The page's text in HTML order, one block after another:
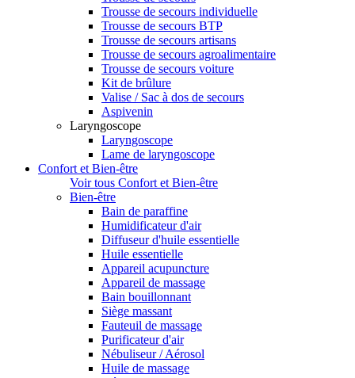
Trousse de secours individuelle
Trousse de secours BTP
Trousse de secours artisans
Trousse de secours agroalimentaire
Trousse de secours voiture
Kit de brûlure
Valise / Sac à dos de secours
Aspivenin
Laryngoscope
Laryngoscope
Lame de laryngoscope
Confort et Bien-être
Voir tous Confort et Bien-être
Bien-être
Bain de paraffine
Humidificateur d'air
Diffuseur d'huile essentielle
Huile essentielle
Appareil acupuncture
Appareil de massage
Bain bouillonnant
Siège massant
Fauteuil de massage
Purificateur d'air
Nébuliseur / Aérosol
Huile de massage